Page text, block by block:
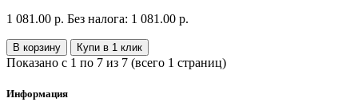
1 081.00 р. Без налога: 1 081.00 р.
В корзину Купи в 1 клик
Показано с 1 по 7 из 7 (всего 1 страниц)
Информация